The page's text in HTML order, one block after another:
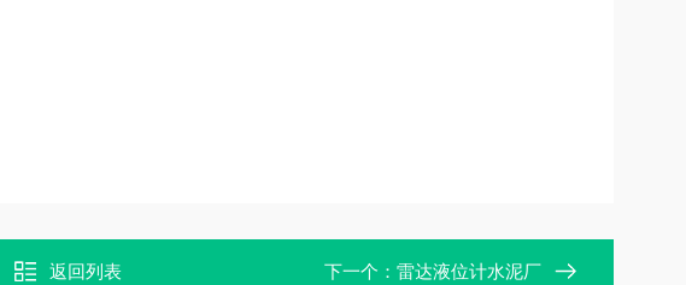
返回列表 下一个： 雷达液位计水泥厂